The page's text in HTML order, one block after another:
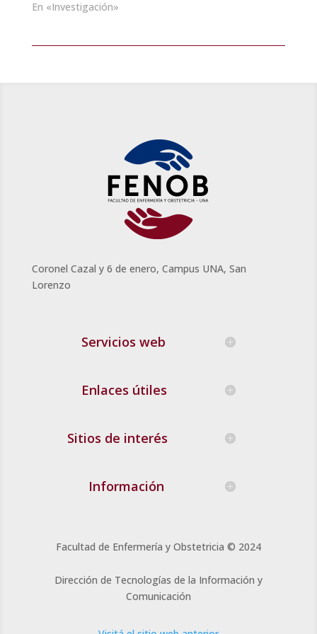
En «Investigación»
Coronel Cazal y 6 de enero, Campus UNA, San
Lorenzo
Servicios web
Enlaces útiles
Sitios de interés
Información
Facultad de Enfermería y Obstetricia © 2024
Dirección de Tecnologías de la Información y
Comunicación